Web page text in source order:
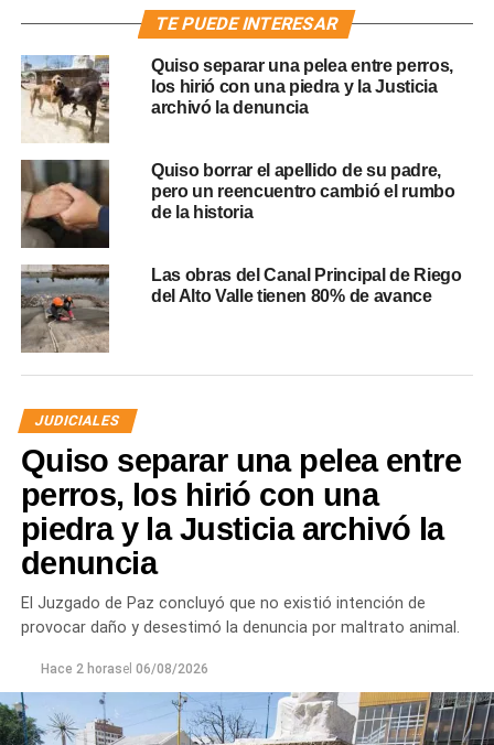
TE PUEDE INTERESAR
Quiso separar una pelea entre perros,
los hirió con una piedra y la Justicia
archivó la denuncia
Quiso borrar el apellido de su padre,
pero un reencuentro cambió el rumbo
de la historia
Las obras del Canal Principal de Riego
del Alto Valle tienen 80% de avance
JUDICIALES
Quiso separar una pelea entre
perros, los hirió con una
piedra y la Justicia archivó la
denuncia
El Juzgado de Paz concluyó que no existió intención de
provocar daño y desestimó la denuncia por maltrato animal.
Hace 2 horasel 06/08/2026